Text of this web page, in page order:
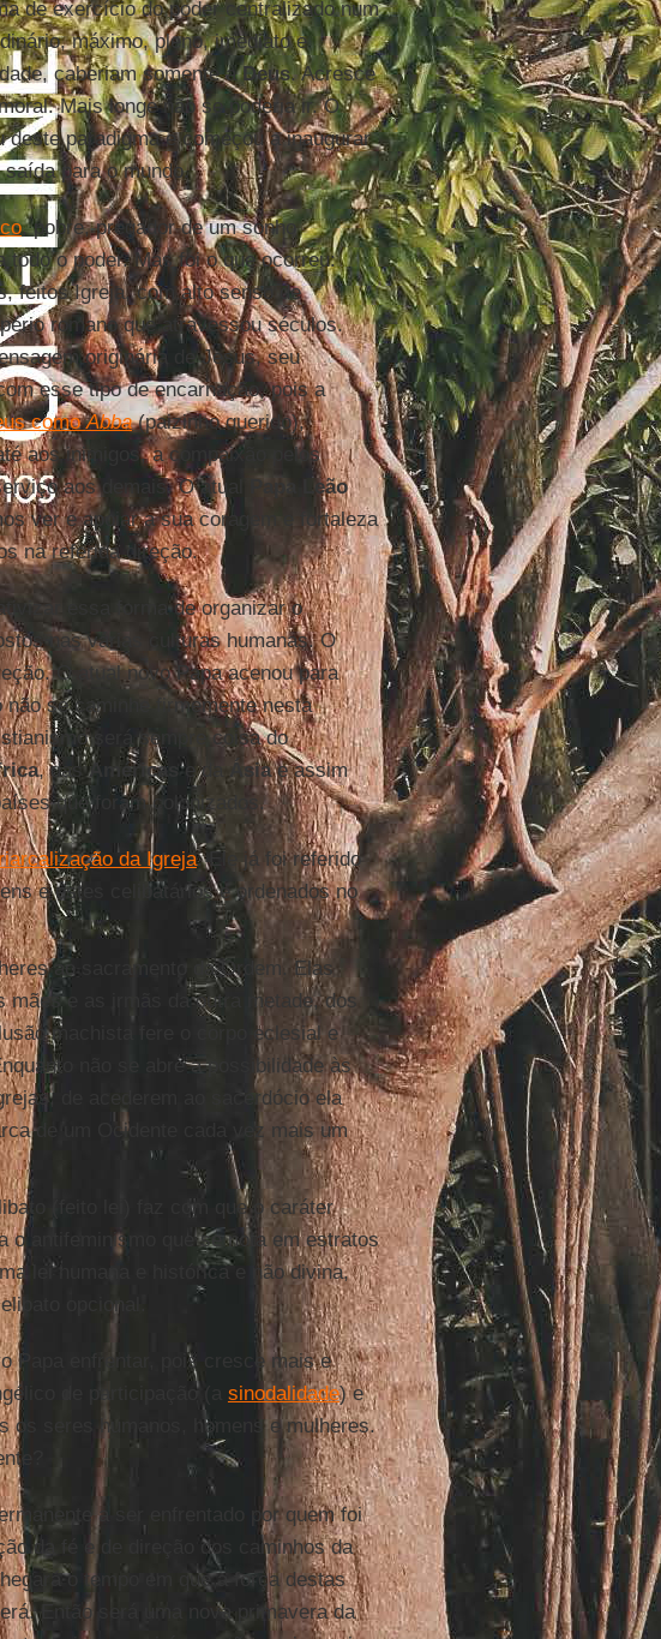
de exercício do poder centralizado num
máximo, pleno, imediato e
caberiam somente aDeus. Acresce
Mais longe não se poderia ir. O
paradigma e começou a inaugurar
para o mundo.
, pobre, pregador de um sonho
o poder. Mas foi o que ocorreu:
feitos Igreja, com alto senso de
romano que atravessou séculos.
originária de Jesus, seu
esse tipo de encarnação, pois a
comoAbba (paizinho querido),
aos inimigos, a compaixão pelos
aos demais. O atual
Papa Leão
ver e apoiar a sua coragem e fortaleza
na referida direção.
essa forma de organizar o
nas várias culturas humanas. O
O atual novo Papa acenou para
se caminhe firmemente nesta
será sempre coisa do
, dasAméricas e daÁsiae assim
que foram colonizados.
da Igreja. Ele já foi referido
e estes celibatários e ordenados no
ao sacramento da Ordem. Elas
e as irmãs da outra metade, dos
machista fere o corpo eclesial e
não se abre a possibilidade às
de acederem ao sacerdócio ela
de um Ocidente cada vez mais um
(feito lei) faz com que o caráter
o antifeminismo que se nota em estratos
lei humana e histórica e não divina,
opcional.
Papa enfrentar, pois cresce mais e
de participação (a sinodalidade) e
os seres humanos, homens e mulheres.
a ser enfrentado por quem foi
da fé e de direção dos caminhos da
o tempo em que a força destas
Então será uma nova primavera da